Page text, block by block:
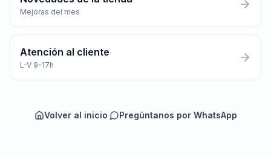
Mejoras del mes
Atención al cliente
L-V 9-17h
Volver al inicio· Pregúntanos por WhatsApp